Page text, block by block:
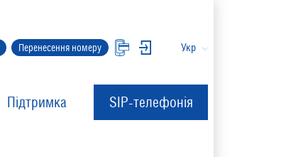
Перенесення номеру Укр
Підтримка SIP-телефонія